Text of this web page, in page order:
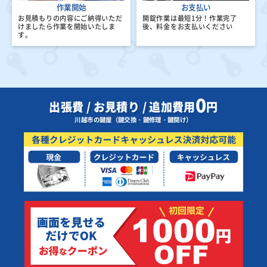
作業開始
お見積もりの内容にご納得いただ
けましたら作業を開始いたしま
す。
お支払い
開錠作業は最短1分！ 作業完了
後、料金をお支払いください
出張費 / お見積り / 追加費用0円
川越市の鍵屋（鍵交換・鍵修理・鍵開け）